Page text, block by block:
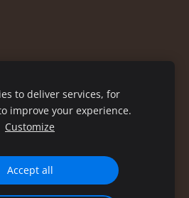
to deliver services, for
improve your experience.
Customize
Accept all